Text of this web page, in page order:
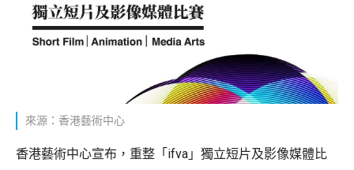
來源：香港藝術中心
香港藝術中心宣布，重整「ifva」獨立短片及影像媒體比